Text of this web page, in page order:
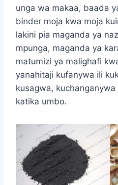
unga wa makaa, baada
binder moja kwa moja
lakini pia maganda ya
mpunga, maganda ya
matumizi ya malighafi
yanahitaji kufanywa ili
kusagwa,
katika umbo.